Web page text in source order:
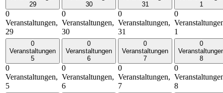
29
0
Veranstaltungen,
29
30
0
Veranstaltungen,
30
31
0
Veranstaltungen,
31
1
0
1
0
Veranstaltungen
5
0
Veranstaltungen,
5
0
Veranstaltungen
6
0
Veranstaltungen,
6
0
Veranstaltungen
7
0
Veranstaltungen,
7
0
8
0
8